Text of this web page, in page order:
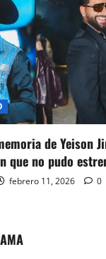
de Yeison
que no pudo
febrero 11, 2026 0